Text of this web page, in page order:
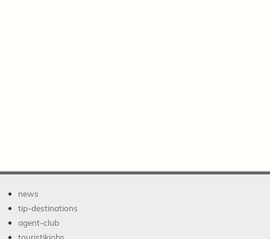
news
tip-destinations
agent-club
touristikjobs